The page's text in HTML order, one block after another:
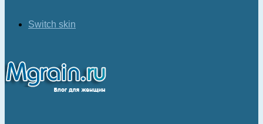
Switch skin